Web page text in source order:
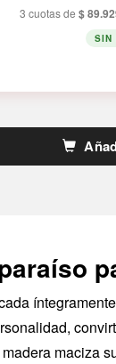
3 cuotas de $
SIN
maciza